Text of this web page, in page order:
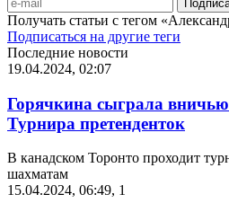
Получать статьи с тегом
Подписаться на другие теги
Последние новости
19.04.2024, 02:07
Горячкина сыграла
Турнира претенденток
В канадском Торонто проходит
шахматам
15.04.2024, 06:49, 1